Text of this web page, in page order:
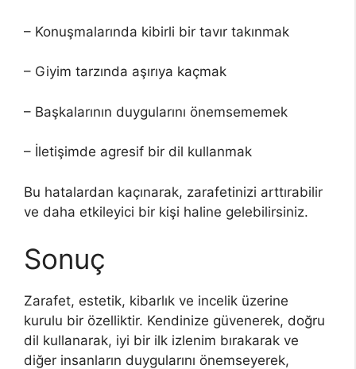
– Konuşmalarında kibirli bir tavır takınmak
– Giyim tarzında aşırıya kaçmak
– Başkalarının duygularını önemsememek
– İletişimde agresif bir dil kullanmak
Bu hatalardan kaçınarak, zarafetinizi arttırabilir
ve daha etkileyici bir kişi haline gelebilirsiniz.
Sonuç
Zarafet, estetik, kibarlık ve incelik üzerine
kurulu bir özelliktir. Kendinize güvenerek, doğru
dil kullanarak, iyi bir ilk izlenim bırakarak ve
diğer insanların duygularını önemseyerek,